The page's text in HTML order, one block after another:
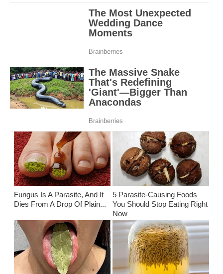
Fungus Is A Parasite, And It
Dies From A Drop Of Plain...
5 Parasite-Causing Foods
You Should Stop Eating Right
Now